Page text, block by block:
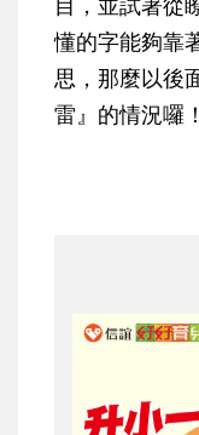
懂的字能夠靠
思，那麼以後
雷』的情況囉！